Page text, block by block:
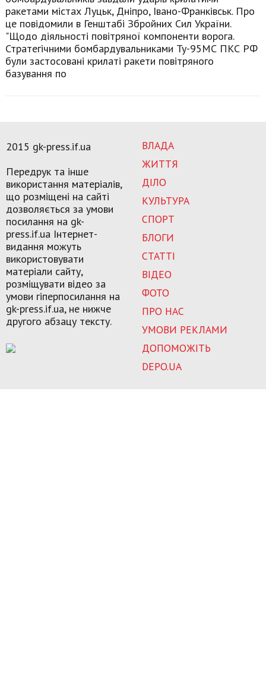
ракетами містах Луцьк, Дніпро, Івано-Франківськ. Про
це повідомили в Генштабі Збройних Сил України.
"Щодо діяльності повітряної компоненти ворога.
Стратегічними бомбардувальниками Ту-95МС ПКС РФ
були застосовані крилаті ракети повітряного
базування по
ВЛАДА
ЖИТТЯ
ДІЛО
КУЛЬТУРА
СПОРТ
БЛОГИ
СТАТТІ
ВІДЕО
ФОТО
ПРО НАС
УМОВИ РЕКЛАМИ
ДОПОМОЖІТЬ
DEPO.UA
2015 gk-press.if.ua
Передрук та інше
використання матеріалів,
що розміщені на сайті
дозволяється за умови
посилання на gk-
press.if.ua Інтернет-
видання можуть
використовувати
матеріали сайту,
розміщувати відео за
умови гіперпосилання на
gk-press.if.ua, не нижче
другого абзацу тексту.